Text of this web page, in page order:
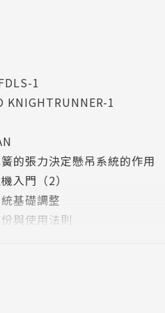
1
KNIGHTRUNNER-1
的張力決定懸吊系統的作用
入門（2）
基礎調整
與使用法則